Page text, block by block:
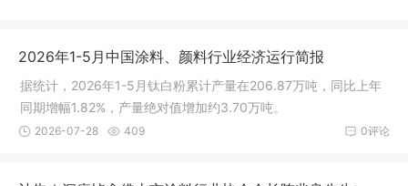
2026年1-5月中国涂料、颜料行业经济运行简报
据统计，2026年1-5月钛白粉累计产量在206.87万吨，同比上年
同期增幅1.82%，产量绝对值增加约3.70万吨。
0评论
2026-07-28 409